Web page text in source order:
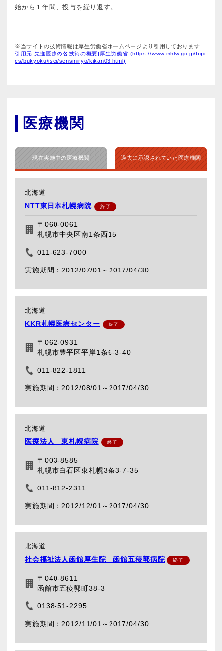
始から１年間、投与を繰り返す。
※当サイトの技術情報は厚生労働省ホームページより引用しております
引用元:先進医療の各技術の概要|厚生労働省 (https://www.mhlw.go.jp/topi
cs/bukyoku/isei/sensiniryo/kikan03.html)
医療機関
現在実施中の医療機関 過去に承認されていた医療機関
北海道
NTT東日本札幌病院
〒060-0061
札幌市中央区南1条西15
011-623-7000
2012/07/01～ 2017/04/30
北海道
KKR札幌医療センター
〒062-0931
札幌市豊平区平岸1条6-3-40
011-822-1811
2012/08/01～ 2017/04/30
北海道
医療法人 東札幌病院
〒003-8585
札幌市白石区東札幌3条3-7-35
011-812-2311
2012/12/01～ 2017/04/30
北海道
社会福祉法人函館厚生院 函館五稜郭病院
〒040-8611
函館市五稜郭町38-3
0138-51-2295
2012/11/01～ 2017/04/30